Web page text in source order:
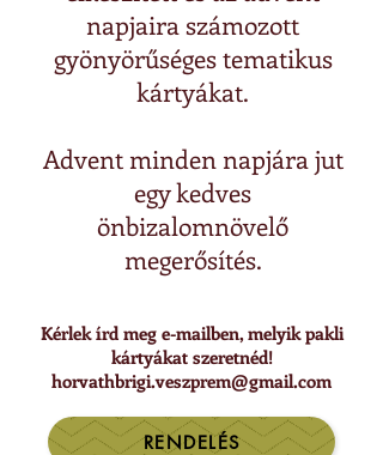
napjaira számozott
gyönyörűséges tematikus
kártyákat.
Advent minden napjára jut
egy kedves
önbizalomnövelő
megerősítés.
Kérlek írd meg e-mailben, melyik pakli
kártyákat szeretnéd!
horvathbrigi.veszprem@gmail.com
RENDELÉS